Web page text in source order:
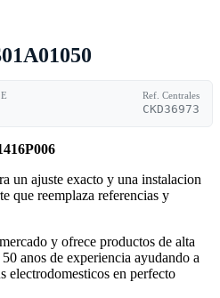
Ref. Centrales
CKD36973
un ajuste exacto y una instalacion
que reemplaza referencias y
y ofrece productos de alta
anos de experiencia ayudando a
electrodomesticos en perfecto